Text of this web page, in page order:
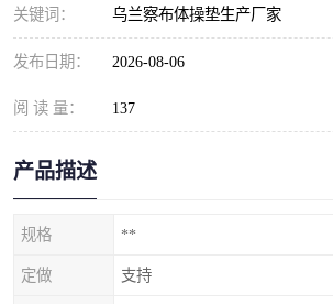
关键词： 乌兰察布体操垫生产厂家
发布日期： 2026-08-06
阅 读 量： 137
产品描述
规格 **
定做 支持